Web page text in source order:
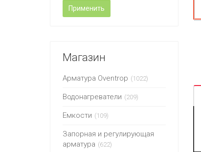
Применить
Магазин
Арматура Oventrop (1022)
Водонагреватели (209)
Емкости (109)
Запорная и регулирующая
арматура (622)